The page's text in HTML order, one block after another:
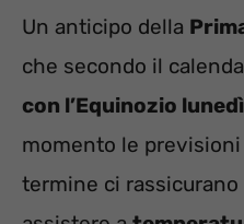
Un anticipo della
che secondo il
con l’Equinozio
momento le
termine ci